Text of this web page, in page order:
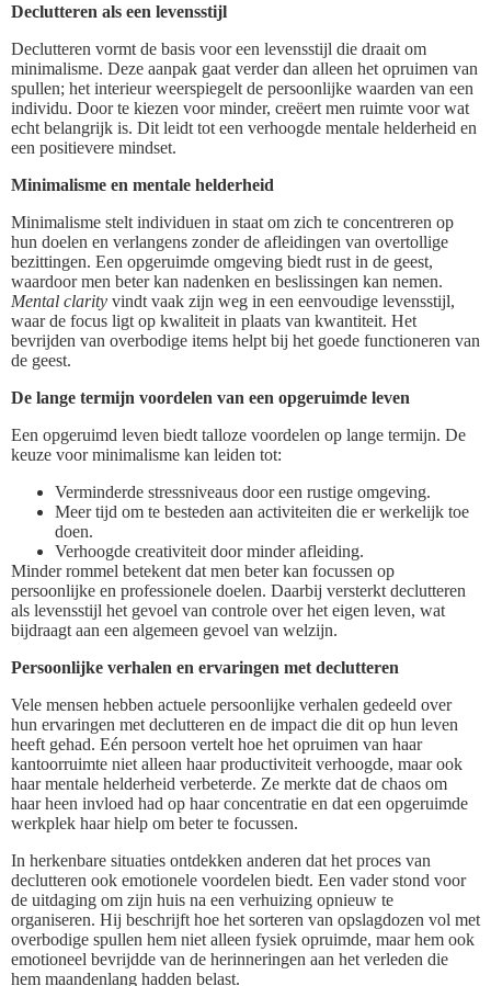
Declutteren als een levensstijl
Declutteren vormt de basis voor een levensstijl die draait om
minimalisme. Deze aanpak gaat verder dan alleen het opruimen van
spullen; het interieur weerspiegelt de persoonlijke waarden van een
individu. Door te kiezen voor minder, creëert men ruimte voor wat
echt belangrijk is. Dit leidt tot een verhoogde mentale helderheid en
een positievere mindset.
Minimalisme en mentale helderheid
Minimalisme stelt individuen in staat om zich te concentreren op
hun doelen en verlangens zonder de afleidingen van overtollige
bezittingen. Een opgeruimde omgeving biedt rust in de geest,
waardoor men beter kan nadenken en beslissingen kan nemen.
Mental clarity vindt vaak zijn weg in een eenvoudige levensstijl,
waar de focus ligt op kwaliteit in plaats van kwantiteit. Het
bevrijden van overbodige items helpt bij het goede functioneren van
de geest.
De lange termijn voordelen van een opgeruimde leven
Een opgeruimd leven biedt talloze voordelen op lange termijn. De
keuze voor minimalisme kan leiden tot:
Verminderde stressniveaus door een rustige omgeving.
Meer tijd om te besteden aan activiteiten die er werkelijk toe
doen.
Verhoogde creativiteit door minder afleiding.
Minder rommel betekent dat men beter kan focussen op
persoonlijke en professionele doelen. Daarbij versterkt declutteren
als levensstijl het gevoel van controle over het eigen leven, wat
bijdraagt aan een algemeen gevoel van welzijn.
Persoonlijke verhalen en ervaringen met declutteren
Vele mensen hebben actuele persoonlijke verhalen gedeeld over
hun ervaringen met declutteren en de impact die dit op hun leven
heeft gehad. Eén persoon vertelt hoe het opruimen van haar
kantoorruimte niet alleen haar productiviteit verhoogde, maar ook
haar mentale helderheid verbeterde. Ze merkte dat de chaos om
haar heen invloed had op haar concentratie en dat een opgeruimde
werkplek haar hielp om beter te focussen.
In herkenbare situaties ontdekken anderen dat het proces van
declutteren ook emotionele voordelen biedt. Een vader stond voor
de uitdaging om zijn huis na een verhuizing opnieuw te
organiseren. Hij beschrijft hoe het sorteren van opslagdozen vol met
overbodige spullen hem niet alleen fysiek opruimde, maar hem ook
emotioneel bevrijdde van de herinneringen aan het verleden die
hem maandenlang hadden belast.